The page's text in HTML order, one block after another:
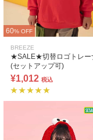
60% OFF
BREEZE
★SALE★切替ロゴトレー
(セットアップ可)
¥1,012 税込